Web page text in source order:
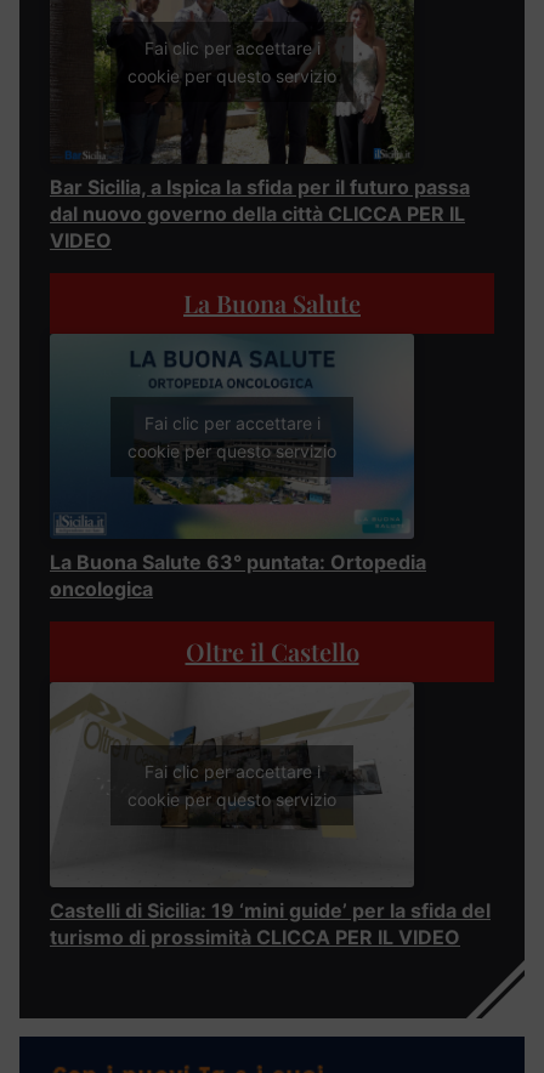
Fai clic per accettare i
cookie per questo servizio
Bar Sicilia, a Ispica la sfida per il futuro passa
dal nuovo governo della città CLICCA PER IL
VIDEO
La Buona Salute
Fai clic per accettare i
cookie per questo servizio
La Buona Salute 63° puntata: Ortopedia
oncologica
Oltre il Castello
Fai clic per accettare i
cookie per questo servizio
Castelli di Sicilia: 19 ‘mini guide’ per la sfida del
turismo di prossimità CLICCA PER IL VIDEO